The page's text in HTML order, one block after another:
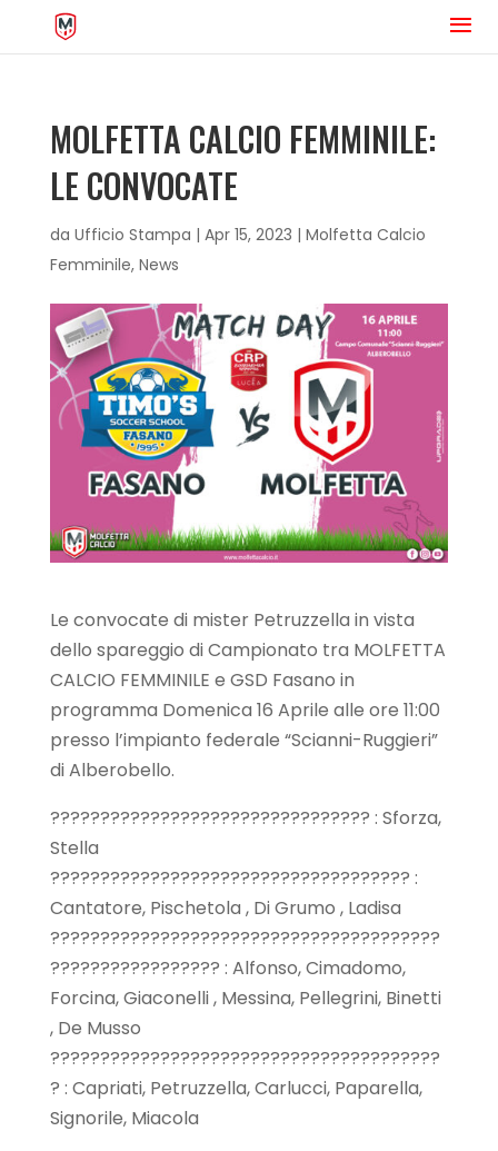
MOLFETTA CALCIO FEMMINILE:
LE CONVOCATE
da Ufficio Stampa | Apr 15, 2023 | Molfetta Calcio
Femminile, News
Le convocate di mister Petruzzella in vista
dello spareggio di Campionato tra MOLFETTA
CALCIO FEMMINILE e GSD Fasano in
programma Domenica 16 Aprile alle ore 11:00
presso l’impianto federale “Scianni-Ruggieri”
di Alberobello.
???????????????????????????????? : Sforza,
Stella
???????????????????????????????????? :
Cantatore, Pischetola , Di Grumo , Ladisa
???????????????????????????????????????
????????????????? : Alfonso, Cimadomo,
Forcina, Giaconelli , Messina, Pellegrini, Binetti
, De Musso
???????????????????????????????????????
? : Capriati, Petruzzella, Carlucci, Paparella,
Signorile, Miacola